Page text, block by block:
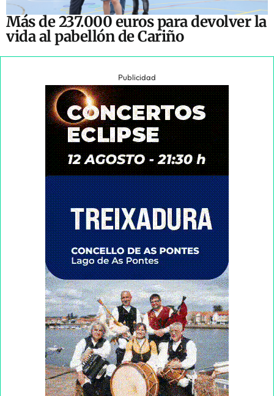
Más de 237.000 euros para devolver la
vida al pabellón de Cariño
Publicidad